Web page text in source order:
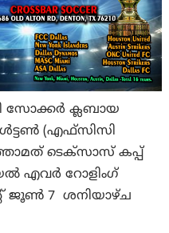
സോക്കർ ക്ലബായ
(എഫ്‌സിസി
ടെക്‌സാസ് കപ്പ്
എവർ റോളിംഗ്
ജൂൺ 7 ശനിയാഴ്ച